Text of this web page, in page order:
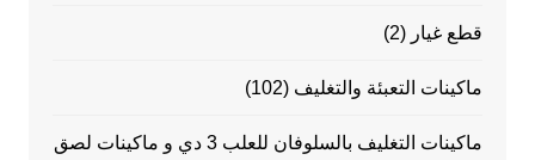
قطع غيار (2)
ماكينات التعبئة والتغليف (102)
ماكينات التغليف بالسلوفان للعلب 3 دي و ماكينات لصق